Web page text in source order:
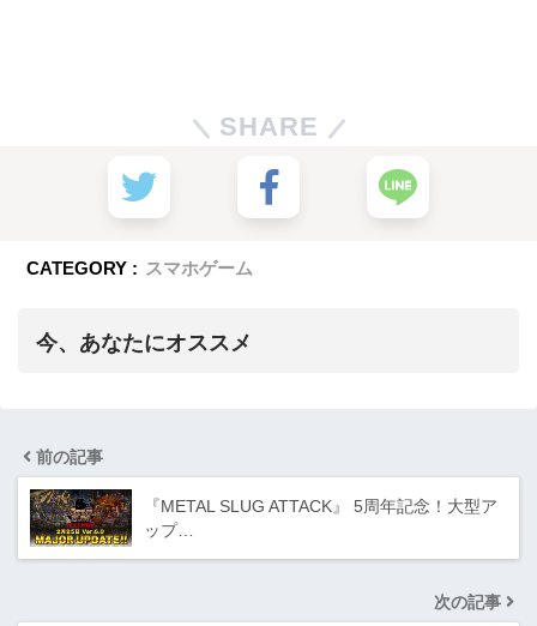
SHARE
CATEGORY : スマホゲーム
今、あなたにオススメ
前の記事
『METAL SLUG ATTACK』 5周年記念！大型ア
ップ…
次の記事